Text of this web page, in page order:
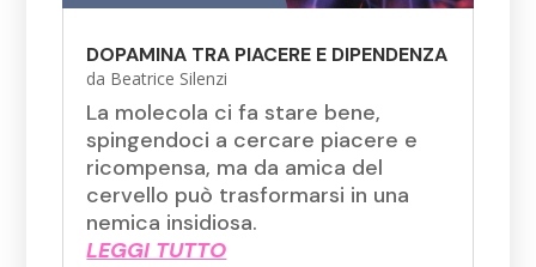
DOPAMINA TRA PIACERE E DIPENDENZA
da Beatrice Silenzi
La molecola ci fa stare bene,
spingendoci a cercare piacere e
ricompensa, ma da amica del
cervello può trasformarsi in una
nemica insidiosa.
LEGGI TUTTO